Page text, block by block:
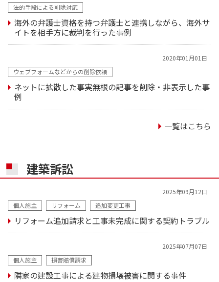
法的手段による削除対応
海外の弁護士資格を持つ弁護士と連携しながら、海外サ
イトを相手方に裁判を行った事例
2020年01月01日
ウェブフォームなどからの削除依頼
ネットに拡散した事実無根の記事を削除・非表示した事
例
一覧はこちら
建築訴訟
2025年09月12日
個人施主
リフォーム 追加変更工事
リフォーム追加請求と工事未完成に関する契約トラブル
2025年07月07日
個人施主
損害賠償請求
隣家の建設工事による建物損壊被害に関する事件